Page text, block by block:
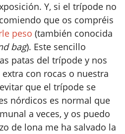
Y, si el trípode no
que os compréis
peso (también conocida
bag). Este sencillo
patas del trípode y nos
con rocas o nuestra
que el trípode se
nórdicos es normal que
a veces, y os puedo
de lona me ha salvado la